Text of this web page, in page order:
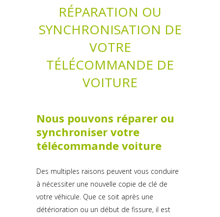
RÉPARATION OU
SYNCHRONISATION DE
VOTRE
TÉLÉCOMMANDE DE
VOITURE
Nous pouvons réparer ou
synchroniser votre
télécommande voiture
Des multiples raisons peuvent vous conduire
à nécessiter une nouvelle copie de clé de
votre véhicule. Que ce soit après une
détérioration ou un début de fissure, il est